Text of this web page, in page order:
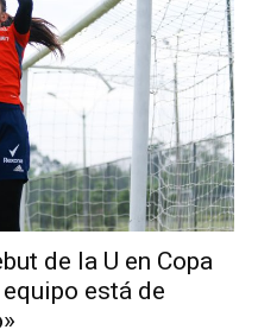
de la U en Copa
está de